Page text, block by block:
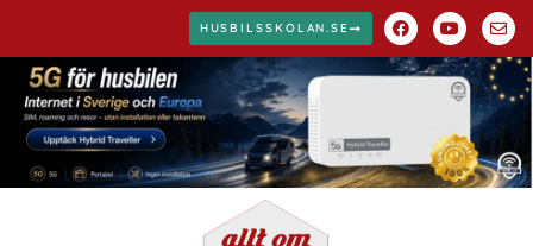
HUSBILSSKOLAN.SE